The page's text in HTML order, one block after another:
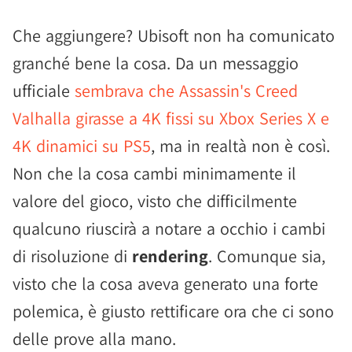
Che aggiungere? Ubisoft non ha comunicato
granché bene la cosa. Da un messaggio
ufficiale sembrava che Assassin's Creed
Valhalla girasse a 4K fissi su Xbox Series X e
4K dinamici su PS5, ma in realtà non è così.
Non che la cosa cambi minimamente il
valore del gioco, visto che difficilmente
qualcuno riuscirà a notare a occhio i cambi
di risoluzione di rendering. Comunque sia,
visto che la cosa aveva generato una forte
polemica, è giusto rettificare ora che ci sono
delle prove alla mano.